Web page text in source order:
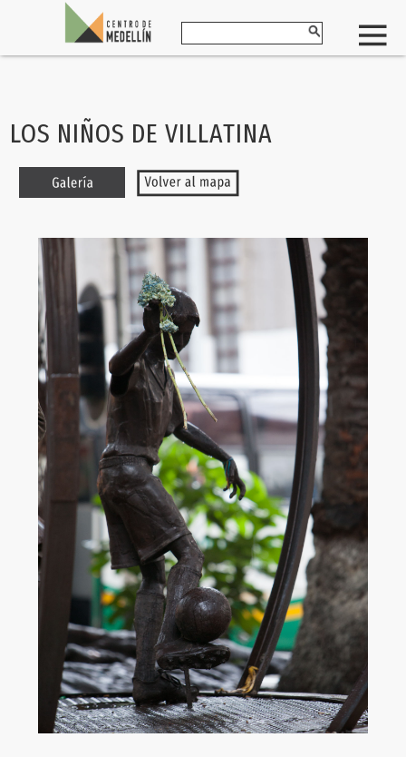
LOS NIÑOS DE VILLATINA